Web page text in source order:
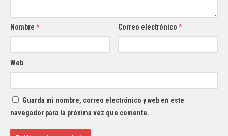
Nombre * Correo electrónico*
Web
Guarda mi nombre, correo electrónico y web en este
navegador para la próxima vez que comente.